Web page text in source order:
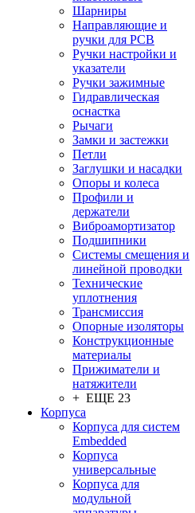
Шарниры
Направляющие и
ручки для PCB
Ручки настройки и
указатели
Ручки зажимные
Гидравлическая
оснастка
Рычаги
Замки и застежки
Петли
Заглушки и насадки
Опоры и колеса
Профили и
держатели
Виброамортизатор
Подшипники
Системы смещения и
линейной проводки
Технические
уплотнения
Трансмиссия
Опорные изоляторы
Конструкционные
материалы
Прижиматели и
натяжители
+ ЕЩЕ 23
Корпуса
Корпуса для систем
Embedded
Корпуса
универсальные
Корпуса для
модульной